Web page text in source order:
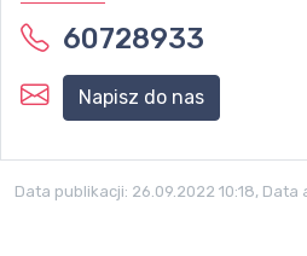
60728933
Napisz do nas
Data publikacji: 26.09.2022 10:18, Data